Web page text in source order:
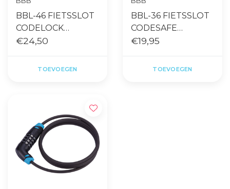
BBL-46 FIETSSLOT
CODELOCK
STRAIGHT CABLE
€24,50
TOEVOEGEN
BBL-36 FIETSSLOT
CODESAFE
STRAIGHT CABLE
€19,95
TOEVOEGEN